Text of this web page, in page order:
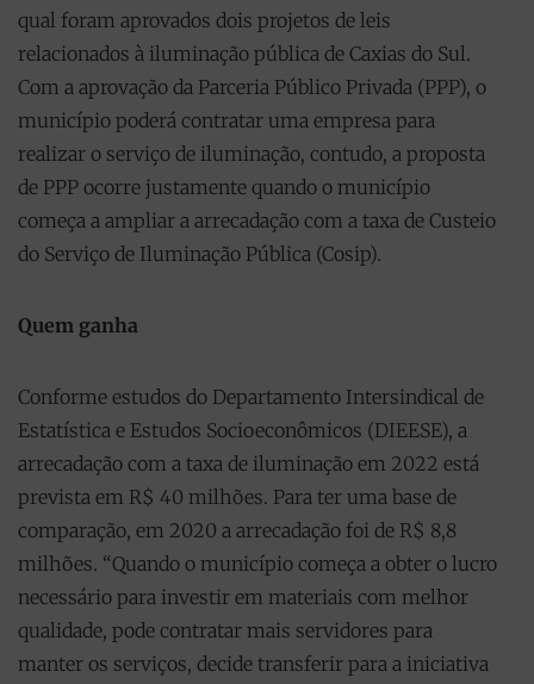
qual foram aprovados dois projetos de leis
relacionados à iluminação pública de Caxias do Sul.
Com a aprovação da Parceria Público Privada (PPP), o
município poderá contratar uma empresa para
realizar o serviço de iluminação, contudo, a proposta
de PPP ocorre justamente quando o município
começa a ampliar a arrecadação com a taxa de Custeio
do Serviço de Iluminação Pública (Cosip).
Quem ganha
Conforme estudos do Departamento Intersindical de
Estatística e Estudos Socioeconômicos (DIEESE), a
arrecadação com a taxa de iluminação em 2022 está
prevista em R$ 40 milhões. Para ter uma base de
comparação, em 2020 a arrecadação foi de R$ 8,8
milhões. “Quando o município começa a obter o lucro
necessário para investir em materiais com melhor
qualidade, pode contratar mais servidores para
manter os serviços, decide transferir para a iniciativa